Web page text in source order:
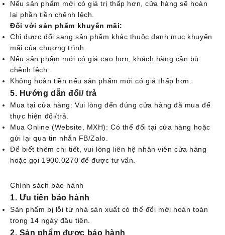
Nếu sản phẩm mới có giá trị thấp hơn, cửa hàng sẽ hoàn
lại phần tiền chênh lệch.
Đối với sản phẩm khuyến mãi:
Chỉ được đổi sang sản phẩm khác thuộc danh mục khuyến
mãi của chương trình.
Nếu sản phẩm mới có giá cao hơn, khách hàng cần bù
chênh lệch.
Không hoàn tiền nếu sản phẩm mới có giá thấp hơn.
5. Hướng dẫn đổi/ trả
Mua tại cửa hàng: Vui lòng đến đúng cửa hàng đã mua để
thực hiện đổi/trả.
Mua Online (Website, MXH): Có thể đổi tại cửa hàng hoặc
gửi lại qua tin nhắn FB/Zalo.
Để biết thêm chi tiết, vui lòng liên hệ nhân viên cửa hàng
hoặc gọi 1900.0270 để được tư vấn.
Chính sách bảo hành
1. Ưu tiên bảo hành
Sản phẩm bị lỗi từ nhà sản xuất có thể đổi mới hoàn toàn
trong 14 ngày đầu tiên.
2. Sản phẩm được bảo hành